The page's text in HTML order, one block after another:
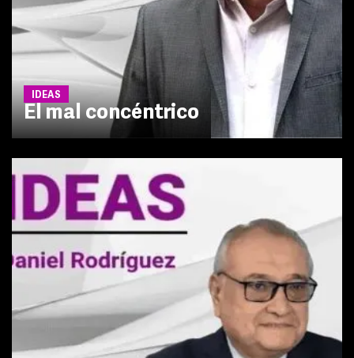
IDEAS
El mal concéntrico